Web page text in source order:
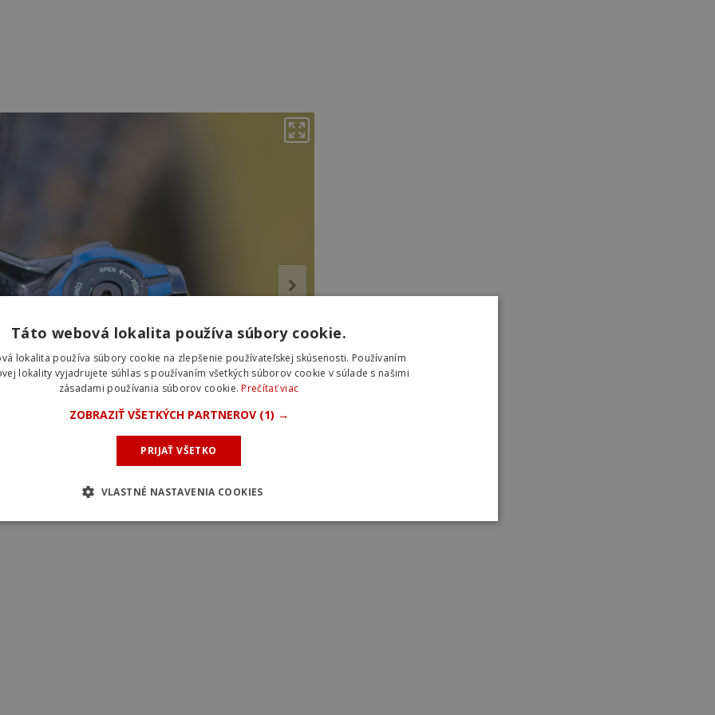
vidlica, nechýba jej nastavenie
Táto webová lokalita používa súbory cookie.
lokalita používa súbory cookie na zlepšenie používateľskej skúsenosti. Používaním
lokality vyjadrujete súhlas s používaním všetkých súborov cookie v súlade s našimi
zásadami používania súborov cookie.Prečítať viac
ZOBRAZIŤ VŠETKÝCH PARTNEROV (1) →
PRIJAŤ VŠETKO
VLASTNÉ NASTAVENIA COOKIES